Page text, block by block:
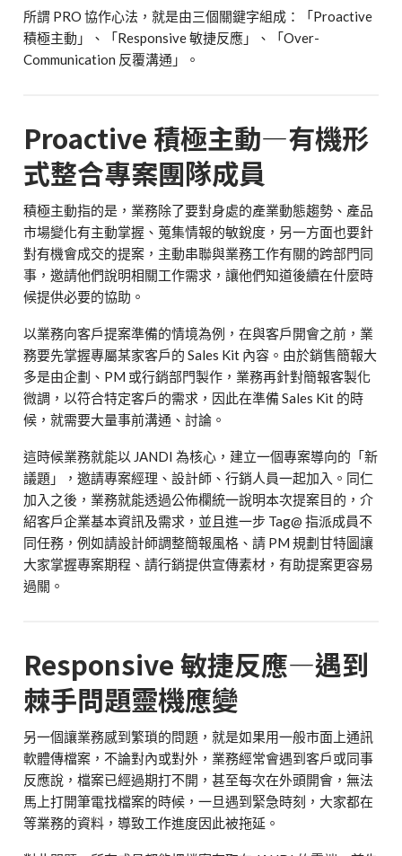
所謂 PRO協作心法，就是由三個關鍵字組成：「Proactive
積極主動」、「Responsive敏捷反應」、「Over-
Communication 反覆溝通」。
Proactive積極主動—有機形
式整合專案團隊成員
積極主動指的是，業務除了要對身處的產業動態趨勢、產品
市場變化有主動掌握、蒐集情報的敏銳度，另一方面也要針
對有機會成交的提案，主動串聯與業務工作有關的跨部門同
事，邀請他們說明相關工作需求，讓他們知道後續在什麼時
候提供必要的協助。
以業務向客戶提案準備的情境為例，在與客戶開會之前，業
務要先掌握專屬某家客戶的Sales Kit 內容。由於銷售簡報大
多是由企劃、 PM 或行銷部門製作，業務再針對簡報客製化
微調，以符合特定客戶的需求，因此在準備Sales Kit 的時
候，就需要大量事前溝通、討論。
這時候業務就能以 JANDI為核心，建立一個專案導向的「新
議題」，邀請專案經理、設計師、行銷人員一起加入。同仁
加入之後，業務就能透過公佈欄統一說明本次提案目的，介
紹客戶企業基本資訊及需求，並且進一步 Tag@指派成員不
同任務，例如請設計師調整簡報風格、請 PM規劃甘特圖讓
大家掌握專案期程、請行銷提供宣傳素材，有助提案更容易
過關。
Responsive敏捷反應—遇到
棘手問題靈機應變
另一個讓業務感到繁瑣的問題，就是如果用一般市面上通訊
軟體傳檔案，不論對內或對外，業務經常會遇到客戶或同事
反應說，檔案已經過期打不開，甚至每次在外頭開會，無法
馬上打開筆電找檔案的時候，一旦遇到緊急時刻，大家都在
等業務的資料，導致工作進度因此被拖延。